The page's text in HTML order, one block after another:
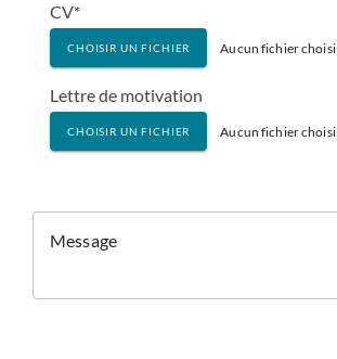
CV*
CHOISIR UN FICHIER Aucun fichier choisi
Lettre de motivation
CHOISIR UN FICHIER Aucun fichier choisi
Message